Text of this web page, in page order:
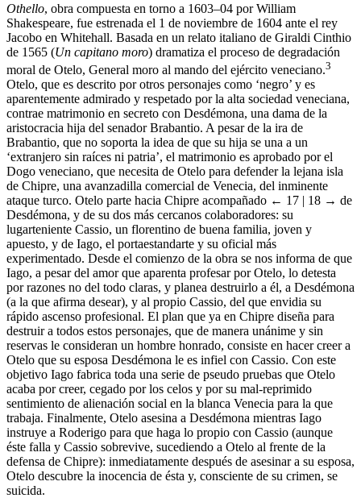
Othello, obra compuesta en torno a 1603–04 por William
Shakespeare, fue estrenada el 1 de noviembre de 1604 ante el rey
Jacobo en Whitehall. Basada en un relato italiano de Giraldi Cinthio
de 1565 (Un capitano moro) dramatiza el proceso de degradación
moral de Otelo, General moro al mando del ejército veneciano.3
Otelo, que es descrito por otros personajes como ‘negro’ y es
aparentemente admirado y respetado por la alta sociedad veneciana,
contrae matrimonio en secreto con Desdémona, una dama de la
aristocracia hija del senador Brabantio. A pesar de la ira de
Brabantio, que no soporta la idea de que su hija se una a un
‘extranjero sin raíces ni patria’, el matrimonio es aprobado por el
Dogo veneciano, que necesita de Otelo para defender la lejana isla
de Chipre, una avanzadilla comercial de Venecia, del inminente
ataque turco. Otelo parte hacia Chipre acompañado ← 17 | 18 → de
Desdémona, y de su dos más cercanos colaboradores: su
lugarteniente Cassio, un florentino de buena familia, joven y
apuesto, y de Iago, el portaestandarte y su oficial más
experimentado. Desde el comienzo de la obra se nos informa de que
Iago, a pesar del amor que aparenta profesar por Otelo, lo detesta
por razones no del todo claras, y planea destruirlo a él, a Desdémona
(a la que afirma desear), y al propio Cassio, del que envidia su
rápido ascenso profesional. El plan que ya en Chipre diseña para
destruir a todos estos personajes, que de manera unánime y sin
reservas le consideran un hombre honrado, consiste en hacer creer a
Otelo que su esposa Desdémona le es infiel con Cassio. Con este
objetivo Iago fabrica toda una serie de pseudo pruebas que Otelo
acaba por creer, cegado por los celos y por su mal-reprimido
sentimiento de alienación social en la blanca Venecia para la que
trabaja. Finalmente, Otelo asesina a Desdémona mientras Iago
instruye a Roderigo para que haga lo propio con Cassio (aunque
éste falla y Cassio sobrevive, sucediendo a Otelo al frente de la
defensa de Chipre): inmediatamente después de asesinar a su esposa,
Otelo descubre la inocencia de ésta y, consciente de su crimen, se
suicida.